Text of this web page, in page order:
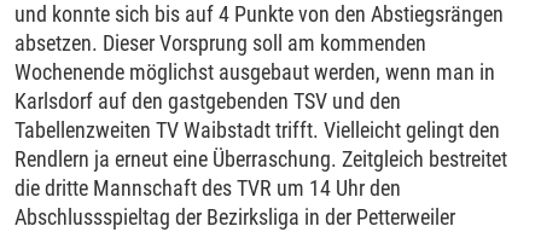
und konnte sich bis auf 4 Punkte von den Abstiegsrängen
absetzen. Dieser Vorsprung soll am kommenden
Wochenende möglichst ausgebaut werden, wenn man in
Karlsdorf auf den gastgebenden TSV und den
Tabellenzweiten TV Waibstadt trifft. Vielleicht gelingt den
Rendlern ja erneut eine Überraschung. Zeitgleich bestreitet
die dritte Mannschaft des TVR um 14 Uhr den
Abschlussspieltag der Bezirksliga in der Petterweiler